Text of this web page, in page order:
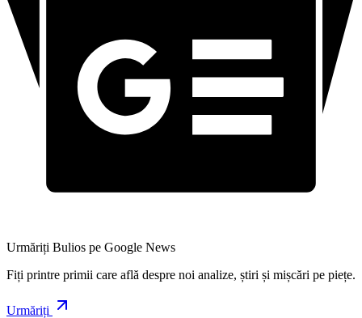
Urmăriți Bulios pe Google News
Fiți printre primii care află despre noi analize, știri și mișcări pe piețe.
Urmăriți